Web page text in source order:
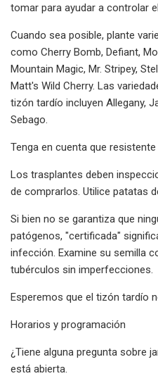
tomar para ayudar a controlar
Cuando sea posible, plante
como Cherry Bomb, Defiant,
Mountain Magic, Mr. Stripey,
Matt's Wild Cherry. Las
tizón tardío incluyen Allegany,
Sebago.
Tenga en cuenta que
Los trasplantes deben
de comprarlos. Utilice patatas
Si bien no se garantiza que
patógenos, "certificada"
infección. Examine su semilla
tubérculos sin imperfecciones.
Esperemos que el tizón tardío
Horarios y programación
¿Tiene alguna pregunta sobre
está abierta.